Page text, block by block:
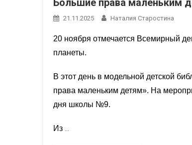
Большие права маленьким
21.11.2025 Наталия Старостина
20 ноября отмечается Всемирный
планеты.
В этот день в модельной детской
права маленьким детям». На
дня школы №9.
Из